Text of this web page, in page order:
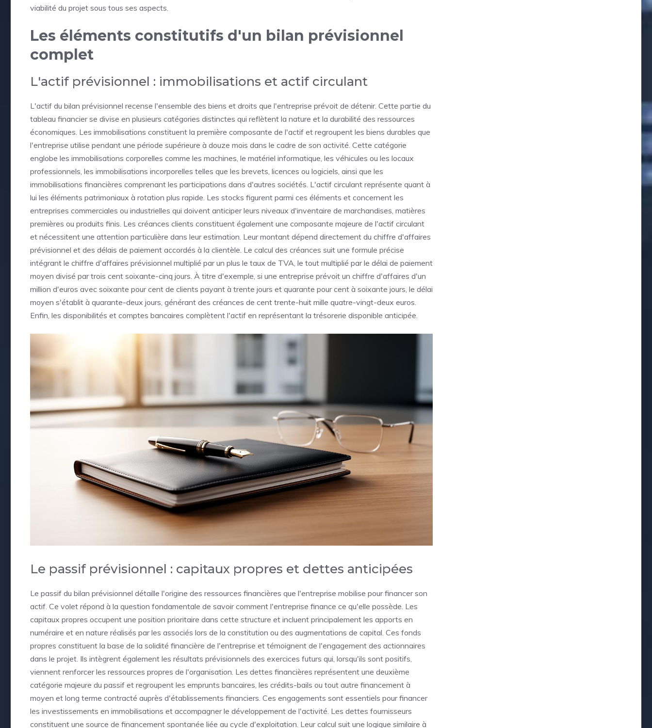
viabilité du projet sous tous ses aspects.
Les éléments constitutifs d'un bilan prévisionnel
complet
L'actif prévisionnel : immobilisations et actif circulant
L'actif du bilan prévisionnel recense l'ensemble des biens et droits que l'entreprise prévoit de détenir. Cette partie du
tableau financier se divise en plusieurs catégories distinctes qui reflètent la nature et la durabilité des ressources
économiques. Les immobilisations constituent la première composante de l'actif et regroupent les biens durables que
l'entreprise utilise pendant une période supérieure à douze mois dans le cadre de son activité. Cette catégorie
englobe les immobilisations corporelles comme les machines, le matériel informatique, les véhicules ou les locaux
professionnels, les immobilisations incorporelles telles que les brevets, licences ou logiciels, ainsi que les
immobilisations financières comprenant les participations dans d'autres sociétés. L'actif circulant représente quant à
lui les éléments patrimoniaux à rotation plus rapide. Les stocks figurent parmi ces éléments et concernent les
entreprises commerciales ou industrielles qui doivent anticiper leurs niveaux d'inventaire de marchandises, matières
premières ou produits finis. Les créances clients constituent également une composante majeure de l'actif circulant
et nécessitent une attention particulière dans leur estimation. Leur montant dépend directement du chiffre d'affaires
prévisionnel et des délais de paiement accordés à la clientèle. Le calcul des créances suit une formule précise
intégrant le chiffre d'affaires prévisionnel multiplié par un plus le taux de TVA, le tout multiplié par le délai de paiement
moyen divisé par trois cent soixante-cinq jours. À titre d'exemple, si une entreprise prévoit un chiffre d'affaires d'un
million d'euros avec soixante pour cent de clients payant à trente jours et quarante pour cent à soixante jours, le délai
moyen s'établit à quarante-deux jours, générant des créances de cent trente-huit mille quatre-vingt-deux euros.
Enfin, les disponibilités et comptes bancaires complètent l'actif en représentant la trésorerie disponible anticipée.
Le passif prévisionnel : capitaux propres et dettes anticipées
Le passif du bilan prévisionnel détaille l'origine des ressources financières que l'entreprise mobilise pour financer son
actif. Ce volet répond à la question fondamentale de savoir comment l'entreprise finance ce qu'elle possède. Les
capitaux propres occupent une position prioritaire dans cette structure et incluent principalement les apports en
numéraire et en nature réalisés par les associés lors de la constitution ou des augmentations de capital. Ces fonds
propres constituent la base de la solidité financière de l'entreprise et témoignent de l'engagement des actionnaires
dans le projet. Ils intègrent également les résultats prévisionnels des exercices futurs qui, lorsqu'ils sont positifs,
viennent renforcer les ressources propres de l'organisation. Les dettes financières représentent une deuxième
catégorie majeure du passif et regroupent les emprunts bancaires, les crédits-bails ou tout autre financement à
moyen et long terme contracté auprès d'établissements financiers. Ces engagements sont essentiels pour financer
les investissements en immobilisations et accompagner le développement de l'activité. Les dettes fournisseurs
constituent une source de financement spontanée liée au cycle d'exploitation. Leur calcul suit une logique similaire à